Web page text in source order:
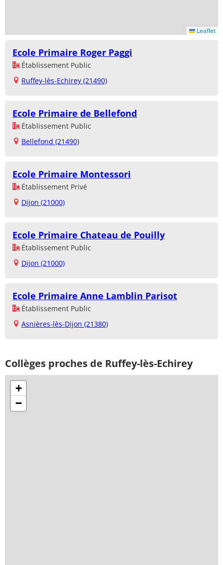
Leaflet
Ecole Primaire Roger Paggi
Établissement Public
Ruffey-lès-Echirey (21490)
Ecole Primaire de Bellefond
Établissement Public
Bellefond (21490)
Ecole Primaire Montessori
Établissement Privé
Dijon (21000)
Ecole Primaire Chateau de Pouilly
Établissement Public
Dijon (21000)
Ecole Primaire Anne Lamblin Parisot
Établissement Public
Asnières-lès-Dijon (21380)
Collèges proches de Ruffey-lès-Echirey
+
−